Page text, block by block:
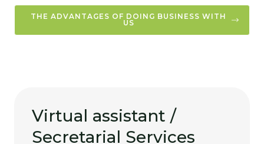
THE ADVANTAGES OF DOING BUSINESS WITH
US
Virtual assistant /
Secretarial Services